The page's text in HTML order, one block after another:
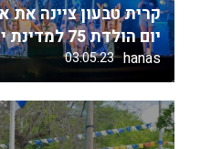
קרית טבעון ציינה את
יום הולדת 75 למדינת ישראל
hanas
03.05.23